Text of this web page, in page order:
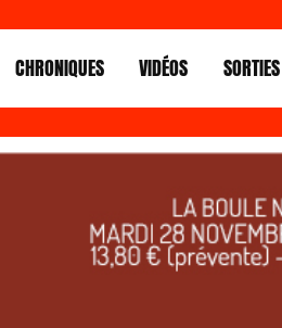
CHRONIQUES VIDÉOS SORTIES